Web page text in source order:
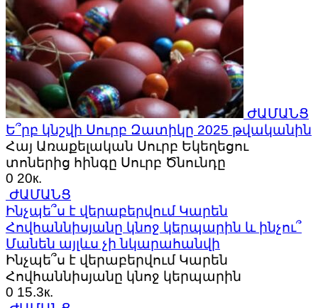
ԺԱՄԱՆՑ
Ե՞րբ կնշվի Սուրբ Զատիկը 2025 թվականին
Հայ Առաքելական Սուրբ Եկեղեցու
տոներից հինգը Սուրբ Ծնունդը
0 20к.
ԺԱՄԱՆՑ
Ինչպե՞ս է վերաբերվում Կարեն
Հովհաննիսյանը կնոջ կերպարին և ինչու՞
Մանեն այլևս չի նկարահանվի
Ինչպե՞ս է վերաբերվում Կարեն
Հովհաննիսյանը կնոջ կերպարին
0 15.3к.